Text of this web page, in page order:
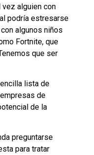
vez alguien con
podría estresarse
algunos niños
Fortnite, que
que ser
lista de
de
de la
preguntarse
para tratar